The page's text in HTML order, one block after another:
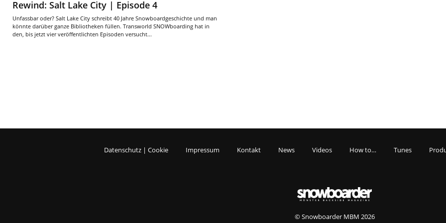
Rewind: Salt Lake City | Episode 4
Unfassbar oder? Salt Lake City schreibt 40 Jahre Snowboardgeschichte und man
könnte darüber ganze Bibliotheken füllen. Transworld SNOWboarding hat in
den, bis jetzt vier veröffentlichten Episoden versucht...
Datenschutz | Cookie Impressum Kontakt News Videos How to… Tunes
© Snowboarder MBM 2026